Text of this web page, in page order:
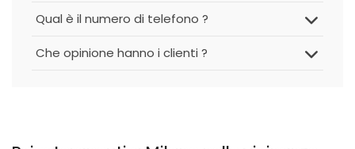
Qual è il numero di telefono ?
Che opinione hanno i clienti ?